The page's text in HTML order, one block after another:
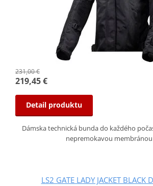
231,00 €
219,45 €
Detail produktu
Dámska technická bunda do každého
nepremokavou
LS2 GATE LADY JACKET BLACK